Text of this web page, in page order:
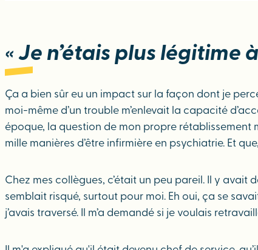
« Je n’étais plus légitime
Ça a bien sûr eu un impact sur la façon dont je
moi-même d’un trouble m’enlevait la capacité
époque, la question de mon propre rétablissement
mille manières d’être infirmière en psychiatrie. Et
Chez mes collègues, c’était un peu pareil. Il y
semblait risqué, surtout pour moi. Eh oui, ça se
j’avais traversé. Il m’a demandé si je voulais